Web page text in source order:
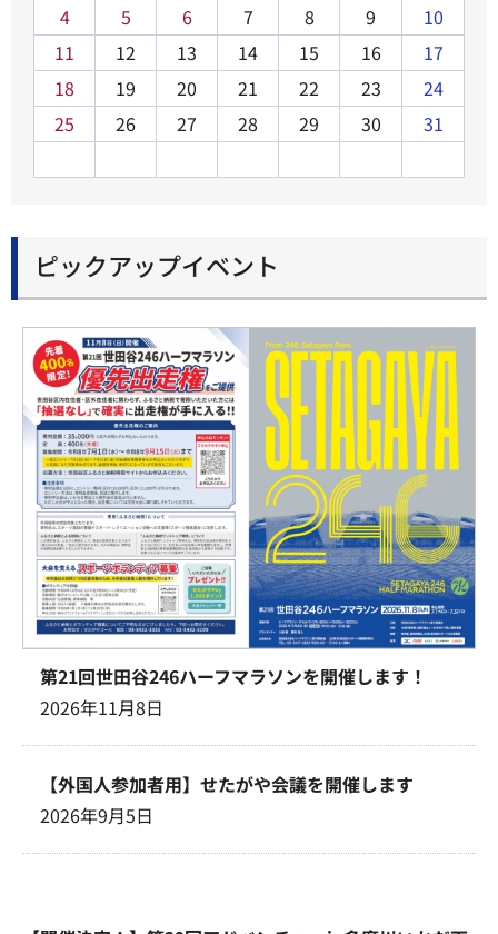
4
5 6 7 8 9
10
11
12 13 14 15 16
17
18
19 20 21 22 23
24
25
26 27 28 29 30 31
ピックアップイベント
第21回世田谷246ハーフマラソンを開催します！
2026年11月8日
【外国人参加者用】せたがや会議を開催します
2026年9月5日